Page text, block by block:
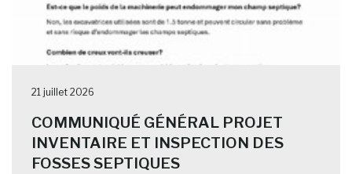
21 juillet 2026
COMMUNIQUÉ GÉNÉRAL PROJET
INVENTAIRE ET INSPECTION DES
FOSSES SEPTIQUES